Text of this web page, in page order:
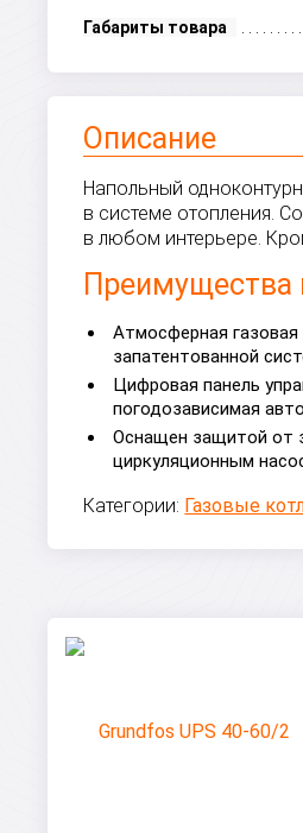
Габариты товара
Описание
Напольный
в системе отопления.
в любом интерьере.
Преимущества
Атмосферная
запатентованной
Цифровая панель
погодозависимая
Оснащен защитой от
циркуляционным
Категории: Газовые